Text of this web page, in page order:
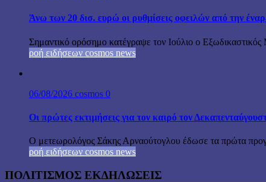
Άνω των 20 δισ. ευρώ οι ρυθμίσεις οφειλών από την
Σημαντικό ορόσημο κατέγραψε τον Ιούλιο ο
ροή ειδήσεων cosmos news
06/08/2026 cosmos 0
Οι πρώτες εκτιμήσεις για τον καιρό τον
Ο μετεωρολόγος Σάκης Αρναούτογλου έδωσε τα πρώτα
ροή ειδήσεων cosmos news
ΠΟΛΙΤΙΣΜΟΣ ΕΚΔΗΛΩΣΕΙΣ